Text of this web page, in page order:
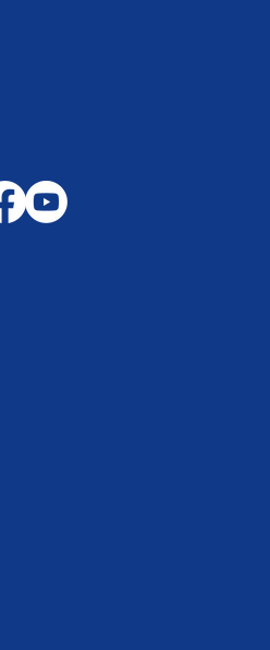
außergewöhnliche